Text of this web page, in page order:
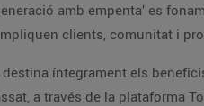
amb empenta’ es
clients, comunitat i
destina íntegrament els
a través de la plataforma